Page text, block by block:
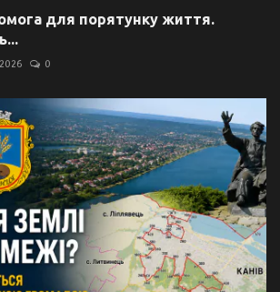
для порятунку життя.
0